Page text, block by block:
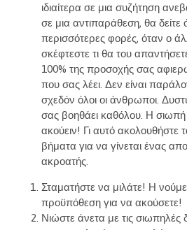
ιδιαίτερα σε μια συζήτηση
σε μια αντιπαράθεση, θα δείτε
περισσότερες φορές, όταν ο
σκέφτεστε τι θα του
100% της προσοχής σας
που σας λέει. Δεν είναι
σχεδόν όλοι οι άνθρωποι.
σας βοηθάει καθόλου. Η σιωπή
ακούειν! Γι αυτό
βήματα για να γίνεται ένας
ακροατής.
Σταματήστε να μιλάτε! Η
προϋπόθεση για να ακούσετε!
Νιώστε άνετα με τις σιωπηλές